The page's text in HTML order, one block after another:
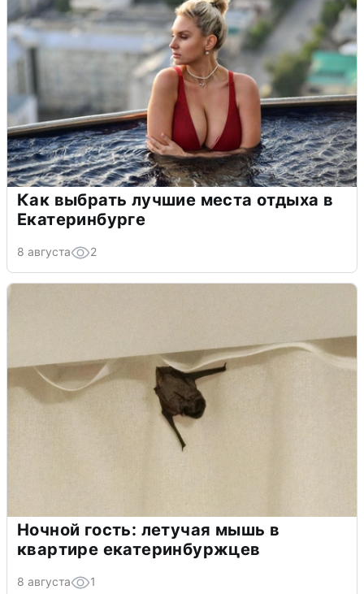
Как выбрать лучшие места отдыха в
Екатеринбурге
8 августа 2
Ночной гость: летучая мышь в
квартире екатеринбуржцев
8 августа 1